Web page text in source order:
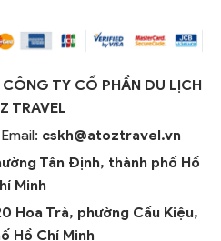
CÔNG TY CỔ PHẦN DU LỊCH
TRAVEL
cskh@atoztravel.vn
Tân Định, thành phố Hồ
Minh
Hoa Trà, phường Cầu Kiệu,
Hồ Chí Minh